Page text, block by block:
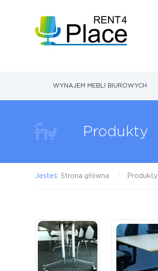
WYNAJEM MEBLI BIUROWYCH
Produkty
Jesteś: Strona główna Produkty